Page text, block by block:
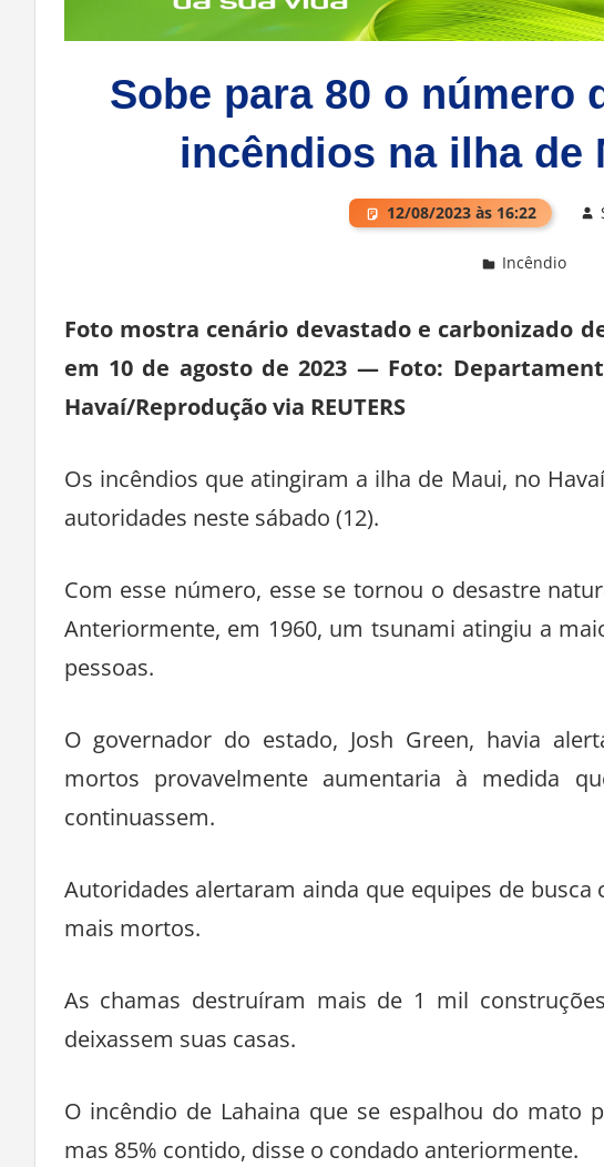
Sobe para 80 o número
incêndios na ilha de
12/08/2023 às 16:22
Incêndio
Foto mostra cenário devastado e carbonizado
em 10 de agosto de 2023 — Foto:
Havaí/Reprodução via REUTERS
Os incêndios que atingiram a ilha de Maui, no
autoridades neste sábado (12).
Com esse número, esse se tornou o desastre
Anteriormente, em 1960, um tsunami atingiu a
pessoas.
O governador do estado, Josh Green, havia
mortos provavelmente aumentaria à medida
continuassem.
Autoridades alertaram ainda que equipes de
mais mortos.
As chamas destruíram mais de 1 mil
deixassem suas casas.
O incêndio de Lahaina que se espalhou do mato
mas 85% contido, disse o condado anteriormente.